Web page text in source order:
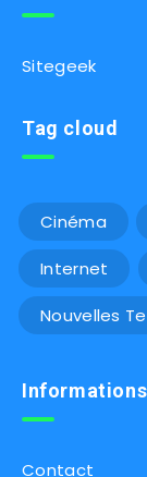
Sitegeek
Tag cloud
Cinéma
Internet
Nouvelles
Informations
Contact